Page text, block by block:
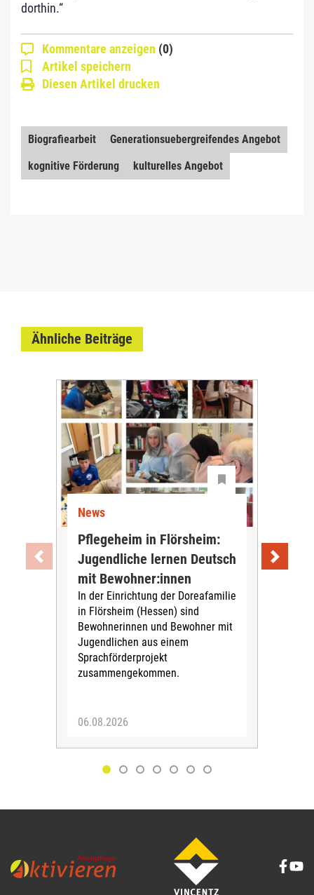
dorthin.“
Kommentare anzeigen (0)
Artikel speichern
Diesen Artikel drucken
Biografiearbeit
Generationsuebergreifendes Angebot
kognitive Förderung
kulturelles Angebot
Ähnliche Beiträge
News
Pflegeheim in Flörsheim:
Jugendliche lernen Deutsch
mit Bewohner:innen
In der Einrichtung der Doreafamilie
in Flörsheim (Hessen) sind
Bewohnerinnen und Bewohner mit
Jugendlichen aus einem
Sprachförderprojekt
zusammengekommen.
06.08.2026